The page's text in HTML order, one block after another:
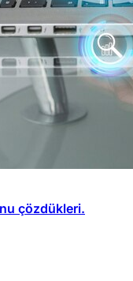
çözdükleri.